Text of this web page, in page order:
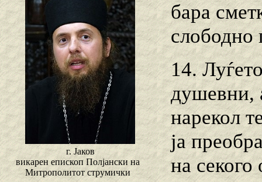
г. Јаков
викарен епископ Полјански на
Митрополитот струмички
бара
слободно
14.
душевни,
нарекол
ја
на секого